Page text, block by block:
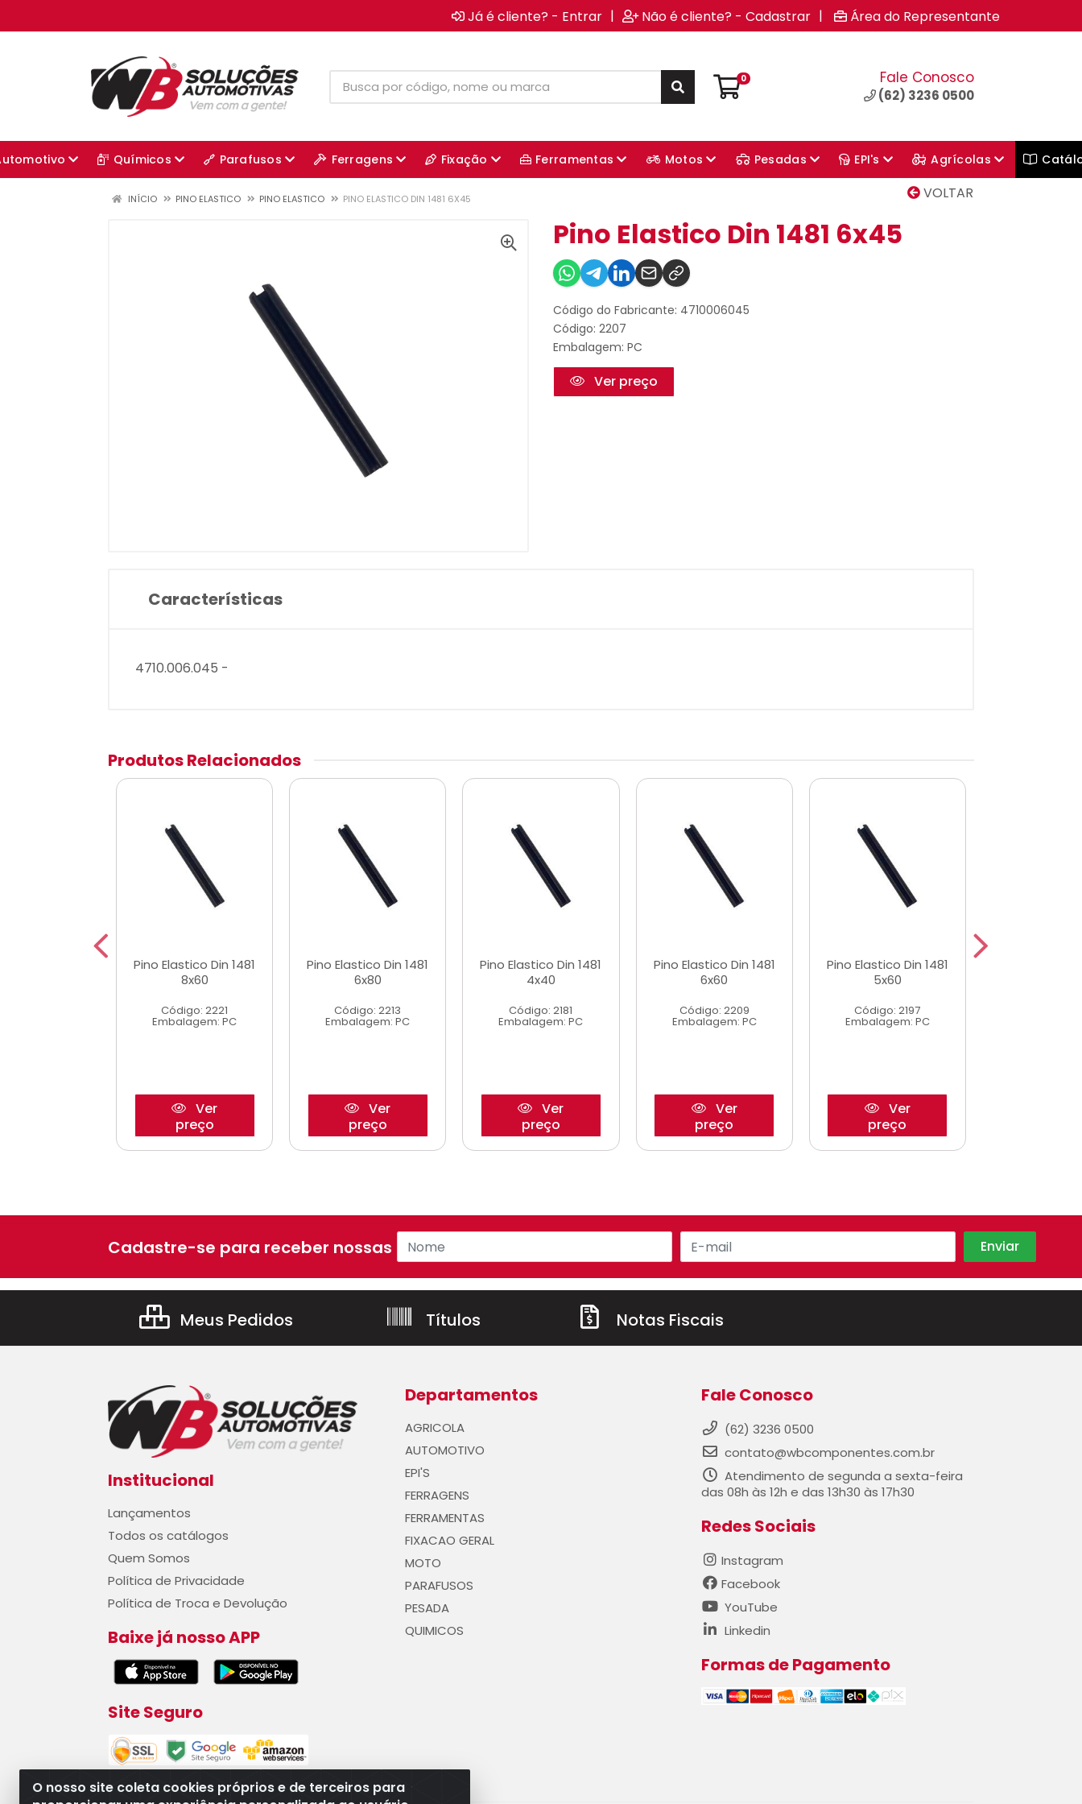
Já é cliente? - Entrar | Não é cliente? - Cadastrar | Área do Representante
0 Fale Conosco
(62) 3236 0500
Químicos Parafusos Ferragens Fixação Ferramentas Motos Pesadas EPI's Agrícolas
VOLTAR
INÍCIO PINO ELASTICO PINO ELASTICO PINO ELASTICO DIN 1481 6X45
Pino Elastico Din 1481 6x45
Código do Fabricante: 4710006045
Código: 2207
Embalagem: PC
Ver preço
Características
4710.006.045 -
Produtos Relacionados
Pino Elastico Din 1481
8x60
Código: 2221
Embalagem: PC
Ver
preço
Pino Elastico Din 1481
6x80
Código: 2213
Embalagem: PC
Ver
preço
Pino Elastico Din 1481
4x40
Código: 2181
Embalagem: PC
Ver
preço
Pino Elastico Din 1481
6x60
Código: 2209
Embalagem: PC
Ver
preço
Pino Elastico Din 1481
5x60
Código: 2197
Embalagem: PC
Ver
preço
O nosso site coleta cookies próprios e de terceiros para
Cadastre-se para receber nossas ofertas!
Meus Pedidos Títulos Notas Fiscais
Institucional
Lançamentos
Todos os catálogos
Quem Somos
Política de Privacidade
Política de Troca e Devolução
Baixe já nosso APP
Site Seguro
Departamentos
AGRICOLA
AUTOMOTIVO
EPI'S
FERRAGENS
FERRAMENTAS
FIXACAO GERAL
MOTO
PARAFUSOS
PESADA
QUIMICOS
Fale Conosco
(62) 3236 0500
contato@wbcomponentes.com.br
Atendimento de segunda a sexta-feira
das 08h às 12h e das 13h30 às 17h30
Redes Sociais
Instagram
Facebook
YouTube
Linkedin
Formas de Pagamento